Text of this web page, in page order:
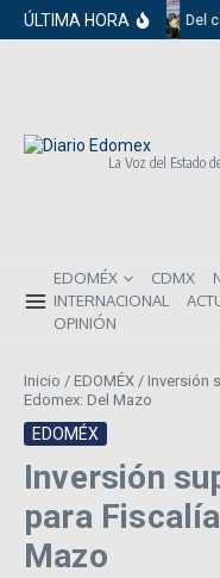
Saltar al contenido
ÚLTIMA HORA Del
La Voz del Estado
EDOMÉX CDMX
INTERNACIONAL
OPINIÓN
Inicio / EDOMÉX / Inversión
Edomex: Del Mazo
EDOMÉX
Inversión
para
Mazo